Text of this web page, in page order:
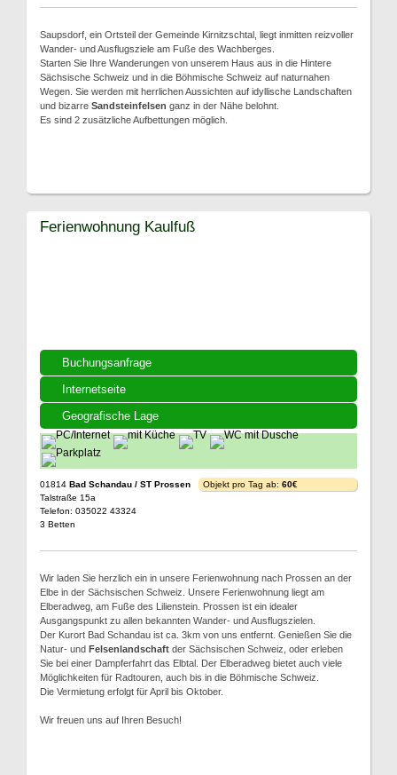
Saupsdorf, ein Ortsteil der Gemeinde Kirnitzschtal, liegt inmitten reizvoller
Wander- und Ausflugsziele am Fuße des Wachberges.
Starten Sie Ihre Wanderungen von unserem Haus aus in die Hintere
Sächsische Schweiz und in die Böhmische Schweiz auf naturnahen
Wegen. Sie werden mit herrlichen Aussichten auf idyllische Landschaften
und bizarre Sandsteinfelsen ganz in der Nähe belohnt.
Es sind 2 zusätzliche Aufbettungen möglich.
Buchungsanfrage
Internetseite
Geografische Lage
Ferienwohnung Kaulfuß
01814 Bad Schandau / ST Prossen
Talstraße 15a
Telefon: 035022 43324
3 Betten
Objekt pro Tag ab: 60€
Wir laden Sie herzlich ein in unsere Ferienwohnung nach Prossen an der
Elbe in der Sächsischen Schweiz. Unsere Ferienwohnung liegt am
Elberadweg, am Fuße des Lilienstein. Prossen ist ein idealer
Ausgangspunkt zu allen bekannten Wander- und Ausflugszielen.
Der Kurort Bad Schandau ist ca. 3km von uns entfernt. Genießen Sie die
Natur- und Felsenlandschaft der Sächsischen Schweiz, oder erleben
Sie bei einer Dampferfahrt das Elbtal. Der Elberadweg bietet auch viele
Möglichkeiten für Radtouren, auch bis in die Böhmische Schweiz.
Die Vermietung erfolgt für April bis Oktober.
Wir freuen uns auf Ihren Besuch!